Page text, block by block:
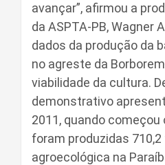
avançar”, afirmou a
da ASPTA-PB, Wagner
dados da produção da
no agreste da
viabilidade da cultura.
demonstrativo
2011, quando começou
foram produzidas
agroecológica na